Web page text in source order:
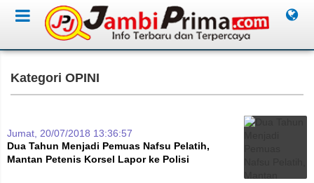
Kategori OPINI
Jumat, 20/07/2018 13:36:57
Dua Tahun Menjadi Pemuas Nafsu Pelatih,
Mantan Petenis Korsel Lapor ke Polisi